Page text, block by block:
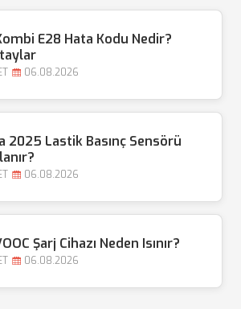
E28 Hata Kodu Nedir?
06.08.2026
2025 Lastik Basınç Sensörü
06.08.2026
Şarj Cihazı Neden Isınır?
06.08.2026